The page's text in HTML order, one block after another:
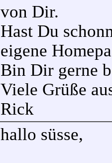
von Dir.
Hast Du
eigene
Bin Dir gerne
Viele Grüße
Rick
hallo süsse,